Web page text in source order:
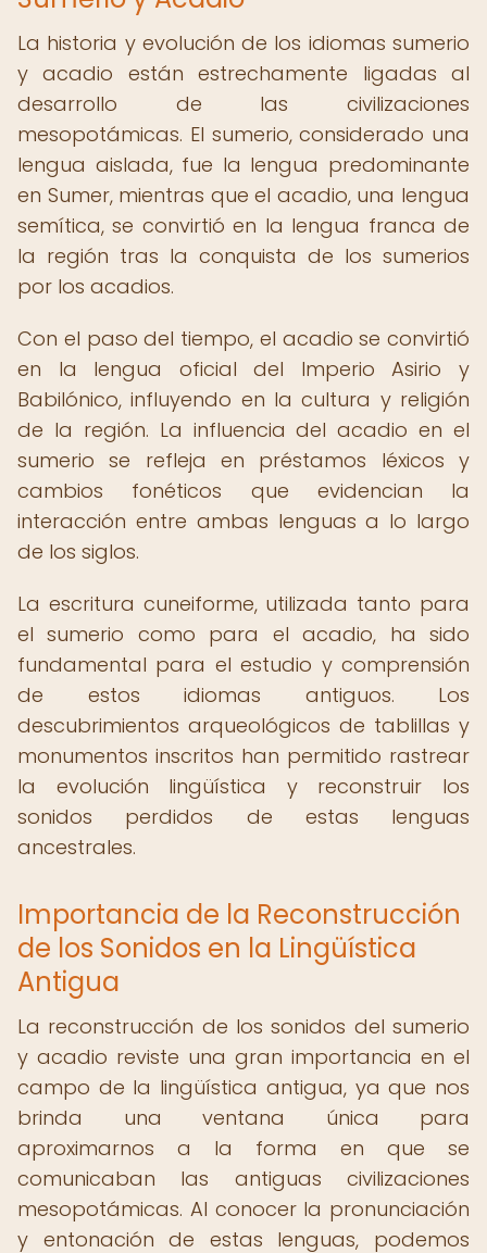
La historia y evolución de los idiomas sumerio
y acadio están estrechamente ligadas al
desarrollo de las civilizaciones
mesopotámicas. El sumerio, considerado una
lengua aislada, fue la lengua predominante
en Sumer, mientras que el acadio, una lengua
semítica, se convirtió en la lengua franca de
la región tras la conquista de los sumerios
por los acadios.
Con el paso del tiempo, el acadio se convirtió
en la lengua oficial del Imperio Asirio y
Babilónico, influyendo en la cultura y religión
de la región. La influencia del acadio en el
sumerio se refleja en préstamos léxicos y
cambios fonéticos que evidencian la
interacción entre ambas lenguas a lo largo
de los siglos.
La escritura cuneiforme, utilizada tanto para
el sumerio como para el acadio, ha sido
fundamental para el estudio y comprensión
de estos idiomas antiguos. Los
descubrimientos arqueológicos de tablillas y
monumentos inscritos han permitido rastrear
la evolución lingüística y reconstruir los
sonidos perdidos de estas lenguas
ancestrales.
Importancia de la Reconstrucción
de los Sonidos en la Lingüística
Antigua
La reconstrucción de los sonidos del sumerio
y acadio reviste una gran importancia en el
campo de la lingüística antigua, ya que nos
brinda una ventana única para
aproximarnos a la forma en que se
comunicaban las antiguas civilizaciones
mesopotámicas. Al conocer la pronunciación
y entonación de estas lenguas, podemos